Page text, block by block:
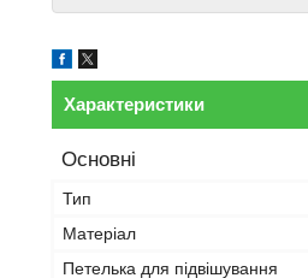
Характеристики
Основні
Тип
Матеріал
Петелька для підвішування